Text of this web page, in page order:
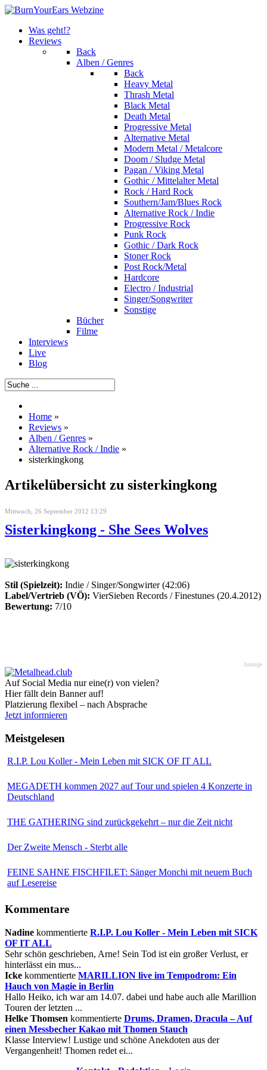
Was geht!?
Reviews
Back
Alben / Genres
Back
Heavy Metal
Thrash Metal
Black Metal
Death Metal
Progressive Metal
Alternative Metal
Modern Metal / Metalcore
Doom / Sludge Metal
Pagan / Viking Metal
Gothic / Mittelalter Metal
Rock / Hard Rock
Southern/Jam/Blues Rock
Alternative Rock / Indie
Progressive Rock
Punk Rock
Gothic / Dark Rock
Stoner Rock
Post Rock/Metal
Hardcore
Electro / Industrial
Singer/Songwriter
Sonstige
Bücher
Filme
Interviews
Live
Blog
Home »
Reviews »
Alben / Genres »
Alternative Rock / Indie »
sisterkingkong
Artikelübersicht zu sisterkingkong
Mittwoch, 26 September 2012 13:29
Sisterkingkong - She Sees Wolves
Stil (Spielzeit): Indie / Singer/Songwirter (42:06)
Label/Vertrieb (VÖ): VierSieben Records / Finestunes (20.4.2012)
Bewertung: 7/10
Anzeige
Auf Social Media nur eine(r) von vielen?
Hier fällt dein Banner auf!
Platzierung flexibel – nach Absprache
Jetzt informieren
Meistgelesen
R.I.P. Lou Koller - Mein Leben mit SICK OF IT ALL
MEGADETH kommen 2027 auf Tour und spielen 4 Konzerte in
Deutschland
THE GATHERING sind zurückgekehrt – nur die Zeit nicht
Der Zweite Mensch - Sterbt alle
FEINE SAHNE FISCHFILET: Sänger Monchi mit neuem Buch
auf Lesereise
Kommentare
Nadine kommentierte R.I.P. Lou Koller - Mein Leben mit SICK
OF IT ALL
Sehr schön geschrieben, Arne! Sein Tod ist ein großer Verlust, er
hinterlässt ein mus...
Icke kommentierte MARILLION live im Tempodrom: Ein
Hauch von Magie in Berlin
Hallo Heiko, ich war am 14.07. dabei und habe auch alle Marillion
Touren der letzten ...
Helke Thomsen kommentierte Drums, Dramen, Dracula – Auf
einen Messbecher Kakao mit Thomen Stauch
Klasse Interview! Lustige und schöne Anekdoten aus der
Vergangenheit! Thomen redet ei...